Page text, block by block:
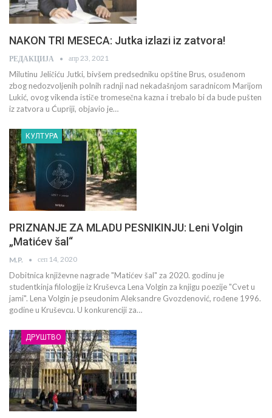
NAKON TRI MESECA: Jutka izlazi iz zatvora!
РЕДАКЦИЈА апр 23, 2021
Milutinu Jeličiću Jutki, bivšem predsedniku opštine Brus, osuđenom
zbog nedozvoljenih polnih radnji nad nekadašnjom saradnicom Marijom
Lukić, ovog vikenda ističe tromesečna kazna i trebalo bi da bude pušten
iz zatvora u Ćupriji, objavio je…
КУЛТУРА
PRIZNANJE ZA MLADU PESNIKINJU: Leni Volgin
„Matićev šal“
M.P. сеп 14, 2020
Dobitnica književne nagrade "Matićev šal" za 2020. godinu je
studentkinja filologije iz Kruševca Lena Volgin za knjigu poezije "Cvet u
jami". Lena Volgin je pseudonim Aleksandre Gvozdenović, rođene 1996.
godine u Kruševcu. U konkurenciji za…
ДРУШТВО